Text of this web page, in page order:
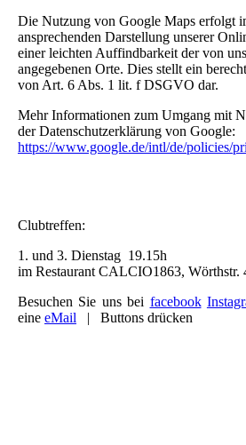
Die Nutzung von Google Maps erfolgt
ansprechenden Darstellung unserer
einer leichten Auffindbarkeit der von
angegebenen Orte. Dies stellt ein
von Art. 6 Abs. 1 lit. f DSGVO dar.
Mehr Informationen zum Umgang mit
der Datenschutzerklärung von Google:
https://www.google.de/intl/de/policies/
Clubtreffen:
1. und 3. Dienstag 19.15h
im Restaurant CALCIO1863, Wörthstr.
Besuchen Sie uns bei facebook
eine eMail | Buttons drücken